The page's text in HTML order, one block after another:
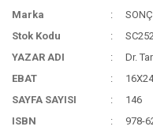
Marka
Stok Kodu
YAZAR ADI
Dr.
EBAT
SAYFA SAYISI
146
ISBN
978-